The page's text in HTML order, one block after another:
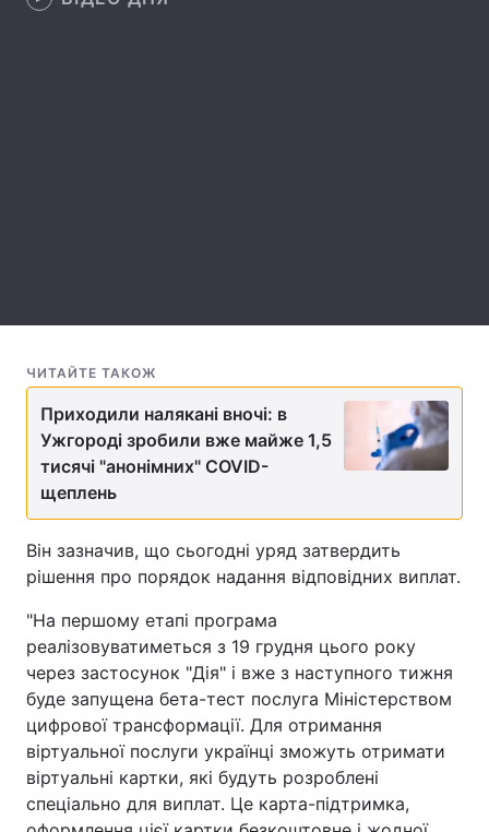
Тема оформлення
ЧИТАЙТЕ ТАКОЖ
Приходили налякані вночі: в
Ужгороді зробили вже майже 1,5
тисячі "анонімних" COVID-
щеплень
Він зазначив, що сьогодні уряд затвердить
рішення про порядок надання відповідних виплат.
"На першому етапі програма
реалізовуватиметься з 19 грудня цього року
через застосунок "Дія" і вже з наступного тижня
буде запущена бета-тест послуга Міністерством
цифрової трансформації. Для отримання
віртуальної послуги українці зможуть отримати
віртуальні картки, які будуть розроблені
спеціально для виплат. Це карта-підтримка,